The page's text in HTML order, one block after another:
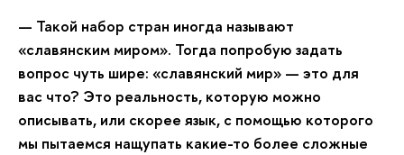
— Такой набор стран иногда называют
«славянским миром». Тогда попробую задать
вопрос чуть шире: «славянский мир» — это для
вас что? Это реальность, которую можно
описывать, или скорее язык, с помощью которого
мы пытаемся нащупать какие-то более сложные